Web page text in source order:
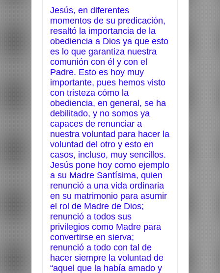
Jesús, en diferentes
momentos de su predicación,
resaltó la importancia de la
obediencia a Dios ya que esto
es lo que garantiza nuestra
comunión con él y con el
Padre. Esto es hoy muy
importante, pues hemos visto
con tristeza cómo la
obediencia, en general, se ha
debilitado, y no somos ya
capaces de renunciar a
nuestra voluntad para hacer la
voluntad del otro y esto en
casos, incluso, muy sencillos.
Jesús pone hoy como ejemplo
a su Madre Santísima, quien
renunció a una vida ordinaria
en su matrimonio para asumir
el rol de Madre de Dios;
renunció a todos sus
privilegios como Madre para
convertirse en sierva;
renunció a todo con tal de
hacer siempre la voluntad de
“aquel que la había amado y